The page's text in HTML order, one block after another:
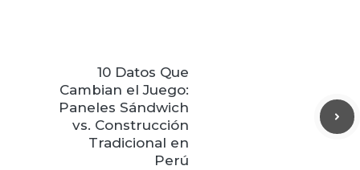
10 Datos Que
Cambian el Juego:
Paneles Sándwich
vs. Construcción
Tradicional en
Perú